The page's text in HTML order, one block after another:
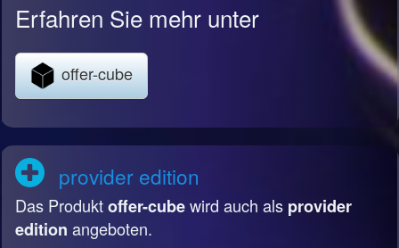
Erfahren Sie mehr unter
offer-cube
provider edition
Das Produktoffer-cubewird auch als provider
edition angeboten.